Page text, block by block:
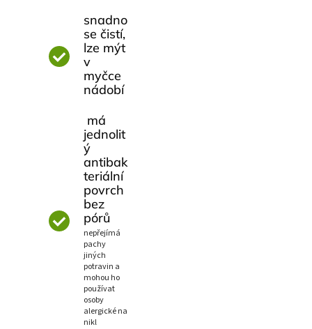
snadno
se čistí,
lze mýt
v
myčce
nádobí
má
jednolit
ý
antibak
teriální
povrch
bez
pórů
nepřejímá
pachy
jiných
potravin a
mohou ho
používat
osoby
alergické na
nikl